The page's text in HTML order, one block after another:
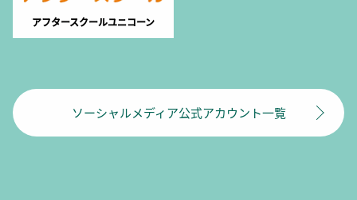
アフタースクールユニコーン
ソーシャルメディア公式アカウント一覧